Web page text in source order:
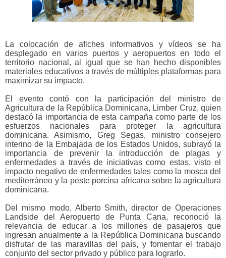
La colocación de afiches informativos y vídeos se ha
desplegado en varios puertos y aeropuertos en todo el
territorio nacional, al igual que se han hecho disponibles
materiales educativos a través de múltiples plataformas para
maximizar su impacto.
El evento contó con la participación del ministro de
Agricultura de la República Dominicana, Limber Cruz, quien
destacó la importancia de esta campaña como parte de los
esfuerzos nacionales para proteger la agricultura
dominicana. Asimismo, Greg Segas, ministro consejero
interino de la Embajada de los Estados Unidos, subrayó la
importancia de prevenir la introducción de plagas y
enfermedades a través de iniciativas como estas, visto el
impacto negativo de enfermedades tales como la mosca del
mediterráneo y la peste porcina africana sobre la agricultura
dominicana.
Del mismo modo, Alberto Smith, director de Operaciones
Landside del Aeropuerto de Punta Cana, reconoció la
relevancia de educar a los millones de pasajeros que
ingresan anualmente a la República Dominicana buscando
disfrutar de las maravillas del país, y fomentar el trabajo
conjunto del sector privado y público para lograrlo.